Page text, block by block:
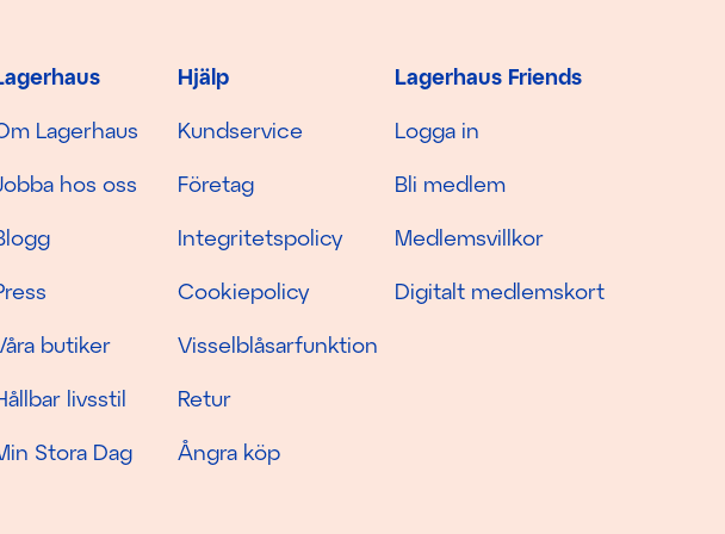
Lagerhaus
hos oss
butiker
livsstil
Stora Dag
Hjälp
Kundservice
Företag
Integritetspolicy
Cookiepolicy
Visselblåsarfunktion
Retur
Ångra köp
Lagerhaus Friends
Logga in
Bli medlem
Medlemsvillkor
Digitalt medlemskort